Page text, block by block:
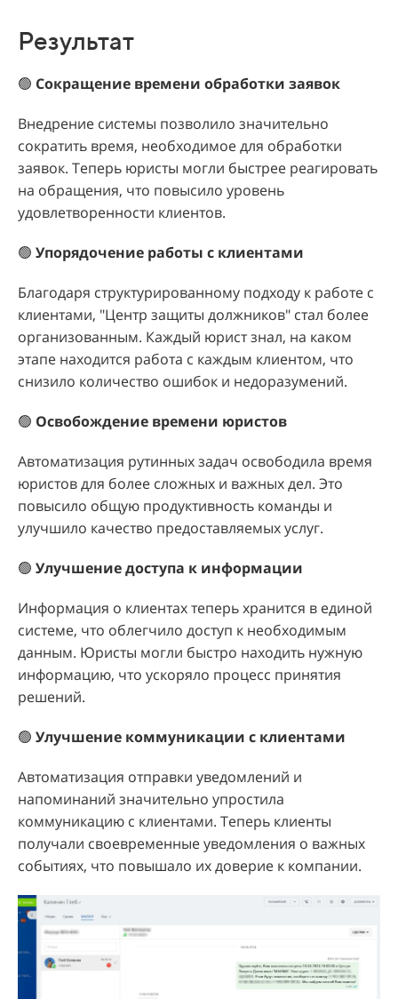
Результат
🟢 Сокращение времени обработки заявок
Внедрение системы позволило значительно
сократить время, необходимое для обработки
заявок. Теперь юристы могли быстрее реагировать
на обращения, что повысило уровень
удовлетворенности клиентов.
🟢 Упорядочение работы с клиентами
Благодаря структурированному подходу к работе с
клиентами, "Центр защиты должников" стал более
организованным. Каждый юрист знал, на каком
этапе находится работа с каждым клиентом, что
снизило количество ошибок и недоразумений.
🟢 Освобождение времени юристов
Автоматизация рутинных задач освободила время
юристов для более сложных и важных дел. Это
повысило общую продуктивность команды и
улучшило качество предоставляемых услуг.
🟢 Улучшение доступа к информации
Информация о клиентах теперь хранится в единой
системе, что облегчило доступ к необходимым
данным. Юристы могли быстро находить нужную
информацию, что ускоряло процесс принятия
решений.
🟢 Улучшение коммуникации с клиентами
Автоматизация отправки уведомлений и
напоминаний значительно упростила
коммуникацию с клиентами. Теперь клиенты
получали своевременные уведомления о важных
событиях, что повышало их доверие к компании.